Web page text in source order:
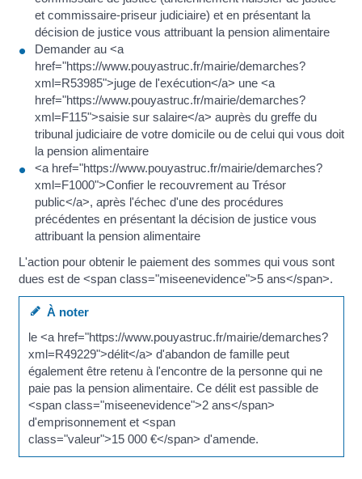
et commissaire-priseur judiciaire) et en présentant la
décision de justice vous attribuant la pension alimentaire
Demander au <a
href="https://www.pouyastruc.fr/mairie/demarches?
xml=R53985">juge de l'exécution</a> une <a
href="https://www.pouyastruc.fr/mairie/demarches?
xml=F115">saisie sur salaire</a> auprès du greffe du
tribunal judiciaire de votre domicile ou de celui qui vous doit
la pension alimentaire
<a href="https://www.pouyastruc.fr/mairie/demarches?
xml=F1000">Confier le recouvrement au Trésor
public</a>, après l'échec d'une des procédures
précédentes en présentant la décision de justice vous
attribuant la pension alimentaire
L'action pour obtenir le paiement des sommes qui vous sont
dues est de <span class="miseenevidence">5 ans</span>.
À noter
le <a href="https://www.pouyastruc.fr/mairie/demarches?
xml=R49229">délit</a> d'abandon de famille peut
également être retenu à l'encontre de la personne qui ne
paie pas la pension alimentaire. Ce délit est passible de
<span class="miseenevidence">2 ans</span>
d'emprisonnement et <span
class="valeur">15 000 €</span> d'amende.